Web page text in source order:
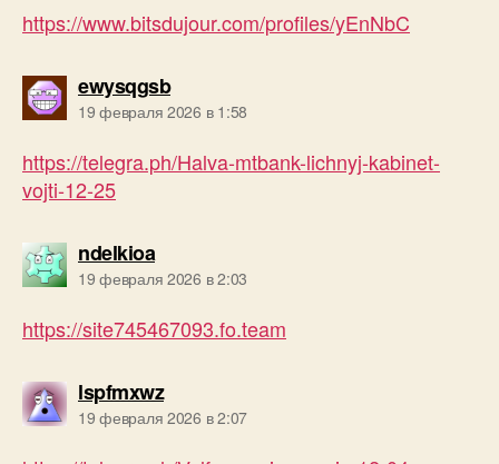
https://www.bitsdujour.com/profiles/yEnNbC
ewysqgsbпишет:
19 февраля 2026 в 1:58
https://telegra.ph/Halva-mtbank-lichnyj-kabinet-
vojti-12-25
ndelkioaпишет:
19 февраля 2026 в 2:03
https://site745467093.fo.team
lspfmxwzпишет:
19 февраля 2026 в 2:07